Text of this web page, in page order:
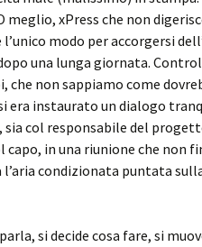
meglio, xPress che non
modo per accorgersi
una lunga giornata.
non sappiamo come
era instaurato un dialogo
col responsabile del
in una riunione che non
l’aria condizionata puntata
si decide cosa fare, si